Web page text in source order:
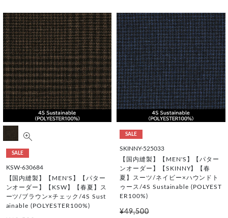
SALE
KSW-630684
【国内縫製】【MEN'S】【パター
ンオーダー】【KSW】【春夏】ス
ーツ/ブラウン×チェック/4S Sust
ainable (POLYESTER100%)
SALE
SKINNY-525033
【国内縫製】【MEN'S】【パター
ンオーダー】【SKINNY】【春
夏】スーツ/ネイビー×ハウンドト
ゥース/4S Sustainable (POLYEST
ER100%)
¥49,500